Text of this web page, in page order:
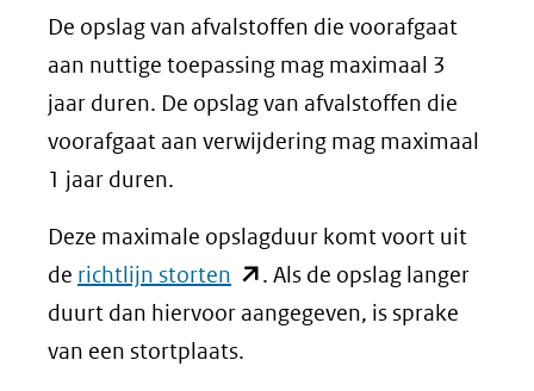
De opslag van afvalstoffen die voorafgaat
aan nuttige toepassing mag maximaal 3
jaar duren. De opslag van afvalstoffen die
voorafgaat aan verwijdering mag maximaal
1 jaar duren.
Deze maximale opslagduur komt voort uit
de richtlijn storten (opent
in
nieuw
. Als de opslag langer
duurt dan hiervoor aangegeven, is sprake
van een stortplaats.